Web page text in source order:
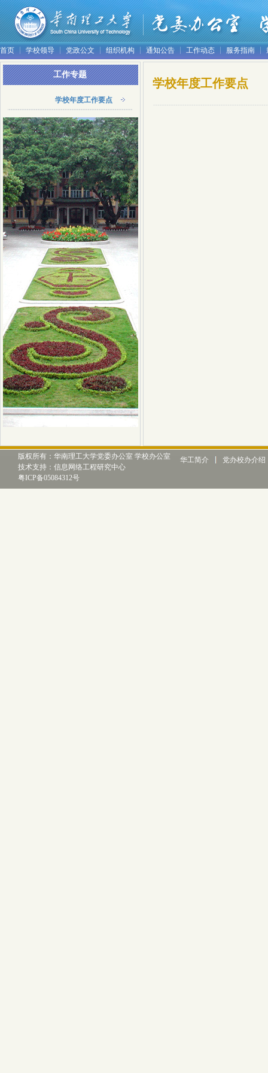
首页 学校领导 党政公文 组织机构 通知公告 工作动态 服务指南
工作专题
学校年度工作要点
学校年度工作要点
版权所有：华南理工大学党委办公室 学校办公室
技术支持：信息网络工程研究中心
粤ICP备05084312号
华工简介 党办校办介绍